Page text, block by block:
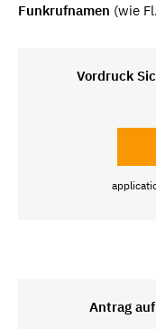
Funkrufnamen (wie
Vordruck
Antrag